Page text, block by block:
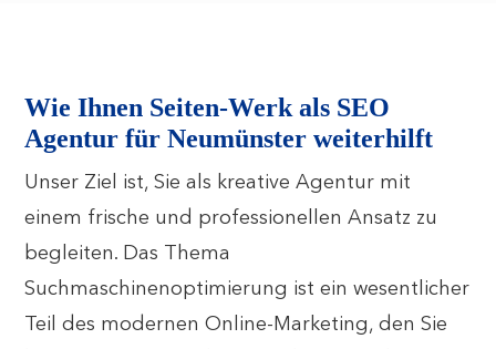
Wie Ihnen Seiten-Werk als SEO
Agentur für Neumünster weiterhilft
Unser Ziel ist, Sie als kreative Agentur mit
einem frische und professionellen Ansatz zu
begleiten. Das Thema
Suchmaschinenoptimierung ist ein wesentlicher
Teil des modernen Online-Marketing, den Sie